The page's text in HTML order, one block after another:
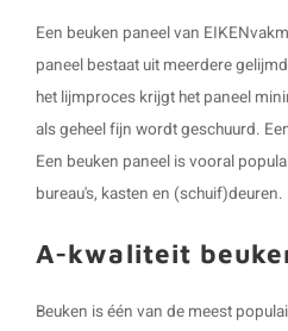
Een beuken paneel van
paneel bestaat uit meerdere
het lijmproces krijgt het paneel
als geheel fijn wordt geschuurd.
Een beuken paneel is vooral
bureau's, kasten en (schuif)deuren.
A-kwaliteit
Beuken is één van de meest